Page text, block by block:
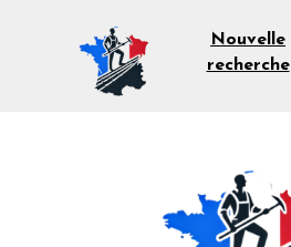
Nouvelle
recherche